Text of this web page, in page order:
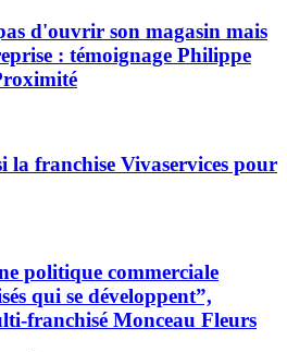
d'ouvrir son magasin mais
: témoignage Philippe
la franchise Vivaservices pour
politique commerciale
qui se développent”,
franchisé Monceau Fleurs